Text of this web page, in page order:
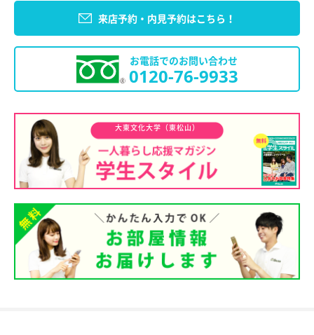
来店予約・内見予約はこちら！
お電話でのお問い合わせ
0120-76-9933
大東文化大学（東松山）